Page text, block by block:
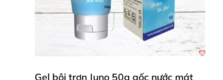
Gel bôi trơn Juno 50g gốc nước mát